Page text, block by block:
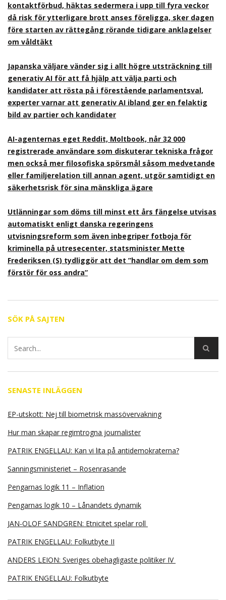
kontaktförbud, häktas sedermera i upp till fyra veckor
då risk för ytterligare brott anses föreligga, sker dagen
före starten av rättegång rörande tidigare anklagelser
om våldtäkt
Japanska väljare vänder sig i allt högre utsträckning till
generativ AI för att få hjälp att välja parti och
kandidater att rösta på i förestående parlamentsval,
experter varnar att generativ AI ibland ger en felaktig
bild av partier och kandidater
AI-agenternas eget Reddit, Moltbook, når 32 000
registrerade användare som diskuterar tekniska frågor
men också mer filosofiska spörsmål såsom medvetande
eller familjerelation till annan agent, utgör samtidigt en
säkerhetsrisk för sina mänskliga ägare
Utlänningar som döms till minst ett års fängelse utvisas
automatiskt enligt danska regeringens
utvisningsreform som även inbegriper fotboja för
kriminella på utresecenter, statsminister Mette
Frederiksen (S) tydliggör att det ”handlar om dem som
förstör för oss andra”
SÖK PÅ SAJTEN
SENASTE INLÄGGEN
EP-utskott: Nej till biometrisk massövervakning
Hur man skapar regimtrogna journalister
PATRIK ENGELLAU: Kan vi lita på antidemokraterna?
Sanningsministeriet – Rosenrasande
Pengarnas logik 11 – Inflation
Pengarnas logik 10 – Lånandets dynamik
JAN-OLOF SANDGREN: Etnicitet spelar roll
PATRIK ENGELLAU: Folkutbyte II
ANDERS LEION: Sveriges obehagligaste politiker IV
PATRIK ENGELLAU: Folkutbyte